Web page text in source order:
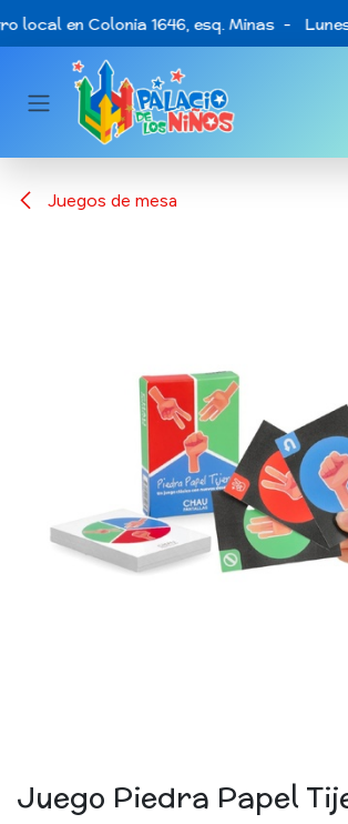
Ir al contenido
local en Colonia 1646, esq. Minas -
Juegos de mesa
Juego Piedra Papel